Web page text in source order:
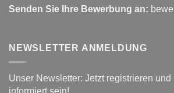
Senden Sie Ihre Bewerbung an:
NEWSLETTER ANMELDUNG
Unser Newsletter: Jetzt registrieren und